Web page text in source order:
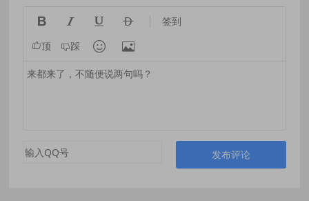
    签到
顶 踩  
发布评论